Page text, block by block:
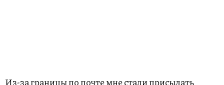
Из-за границы по почте мне стали присылать